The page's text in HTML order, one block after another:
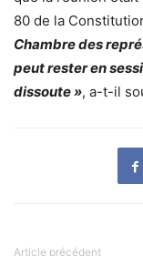
80 de la
Chambre des
peut rester en
dissoute », a-t-il
Article précédent